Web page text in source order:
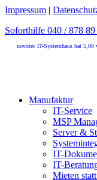
Impressum |
Soforthilfe 040 / 878
novotec IT-Systemhaus hat 5,00
Manufaktur
IT-Service
MSP
Server &
IT-
IT-
Mieten